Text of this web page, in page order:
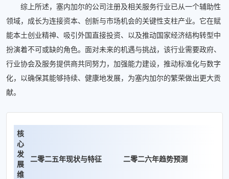
综上所述，塞内加尔的公司注册及相关服务行业已从一个辅助性
领域，成长为连接资本、创新与市场机会的关键性支柱产业。它在赋
能本土创业精神、吸引外国直接投资、以及推动国家经济结构转型中
扮演着不可或缺的角色。面对未来的机遇与挑战，该行业需要政府、
行业协会及服务提供商共同努力，加强能力建设，推动标准化与数字
化，以确保其能够持续、健康地发展，为塞内加尔的繁荣做出更大贡
献。
核
心
发
展
维
二零二五年现状与特征 二零二六年趋势预测